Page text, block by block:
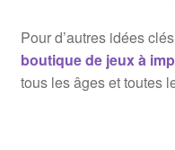
Pour d’autres idées
boutique de jeux à
tous les âges et toutes